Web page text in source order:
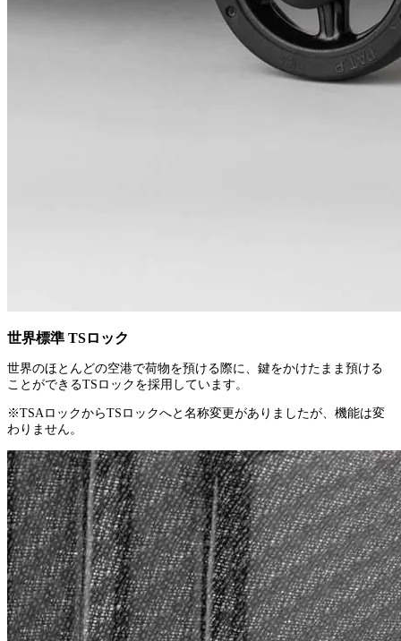
世界標準 TSロック
世界のほとんどの空港で荷物を預ける際に、鍵をかけたまま預ける
ことができるTSロックを採用しています。
※TSAロックからTSロックへと名称変更がありましたが、機能は変
わりません。